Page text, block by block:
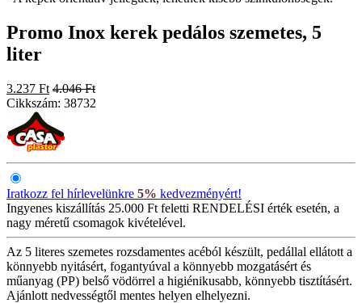
Promo Inox kerek pedálos szemetes, 5
liter
3.237 Ft 4.046 Ft
Cikkszám: 38732
Iratkozz fel hírlevelünkre 5% kedvezményért!
Ingyenes kiszállítás 25.000 Ft feletti RENDELÉSI érték esetén, a
nagy méretű csomagok kivételével.
Az 5 literes szemetes rozsdamentes acéból készült, pedállal ellátott a
könnyebb nyitásért, fogantyúval a könnyebb mozgatásért és
műanyag (PP) belső vödörrel a higiénikusabb, könnyebb tisztításért.
Ajánlott nedvességtől mentes helyen elhelyezni.